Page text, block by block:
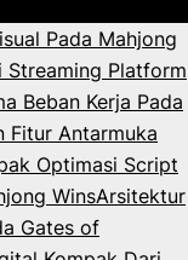
Pada Mahjong
Streaming Platform
Beban Kerja Pada
Fitur Antarmuka
Optimasi Script
WinsArsitektur
Gates of